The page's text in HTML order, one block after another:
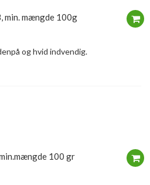
min. mængde 100g
og hvid indvendig.
100 gr